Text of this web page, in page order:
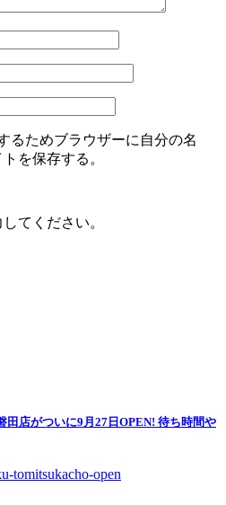
るためブラウザーに自分の名
を保存する。
てください。
田店がついに9月27日OPEN! 待ち時間や